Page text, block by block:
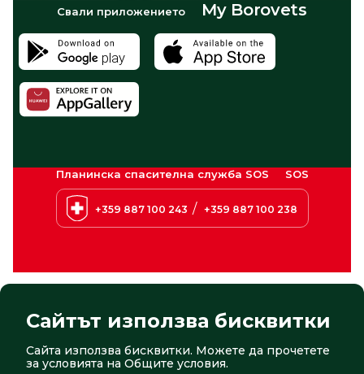
Свали приложението My Borovets
Планинска спасителна служба SOS SOS
+359 887 100 243 / +359 887 100 238
© 2026 Боровец. Всички права запазени Сайт от:СтудиоХ
Сайтът използва бисквитки
Сайта използва бисквитки. Можете да прочетете
за условията на Общите условия.